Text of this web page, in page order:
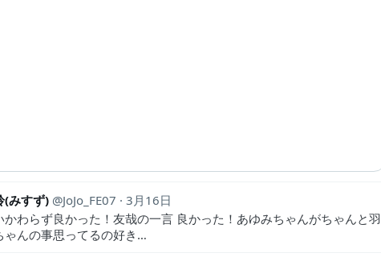
(みすず) JoJo_FE07
3月16日
かわらず良かった！友哉の一言 良かった！あゆみちゃんがちゃんと羽
ゃんの事思ってるの好き…